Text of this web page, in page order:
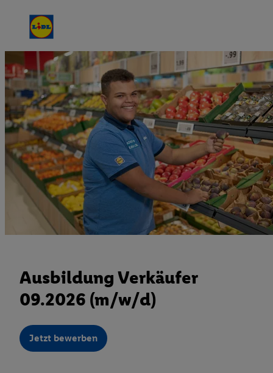
Ausbildung Verkäufer
09.2026 (m/w/d)
Jetzt bewerben